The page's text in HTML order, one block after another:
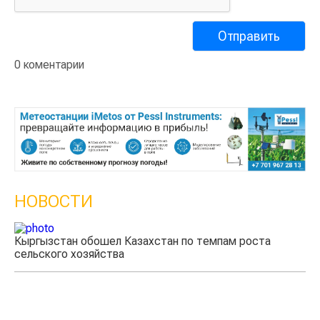
0 коментарии
НОВОСТИ
Казахстанские фермеры заработали $35 млн на
экспорте чечевицы